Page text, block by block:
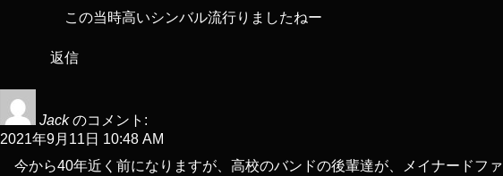
この当時高いシンバル流行りましたねー
返信
Jack のコメント:
2021年9月11日 10:48 AM
今から40年近く前になりますが、高校のバンドの後輩達が、メイナードファ